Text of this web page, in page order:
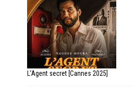
L’Agent secret [Cannes 2025]